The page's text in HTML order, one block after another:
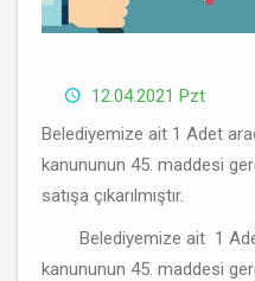
12.04.2021 Pzt
Belediyemize ait 1 Adet
kanununun 45. maddesi
satışa çıkarılmıştır.
Belediyemize ait 1 Adet
kanununun 45. maddesi